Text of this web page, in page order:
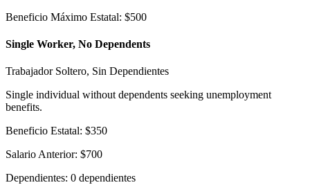
Beneficio Máximo Estatal: $500
Single Worker, No Dependents
Trabajador Soltero, Sin Dependientes
Single individual without dependents seeking unemployment
benefits.
Beneficio Estatal: $350
Salario Anterior: $700
Dependientes: 0 dependientes